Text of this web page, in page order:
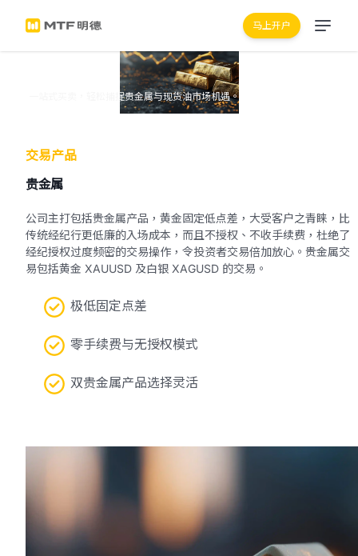
马上开户
一站式买卖，轻松捕捉贵金属与现货油市场机遇。
交易产品
贵金属
公司主打包括贵金属产品，黄金固定低点差，大受客户之青睐，比
传统经纪行更低廉的入场成本，而且不授权、不收手续费，杜绝了
经纪授权过度频密的交易操作，令投资者交易倍加放心。贵金属交
易包括黄金 XAUUSD 及白银 XAGUSD 的交易。
极低固定点差
零手续费与无授权模式
双贵金属产品选择灵活